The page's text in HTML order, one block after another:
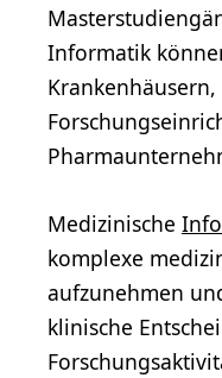
Informatik
Medizinische
komplexe
aufzunehmen
klinische